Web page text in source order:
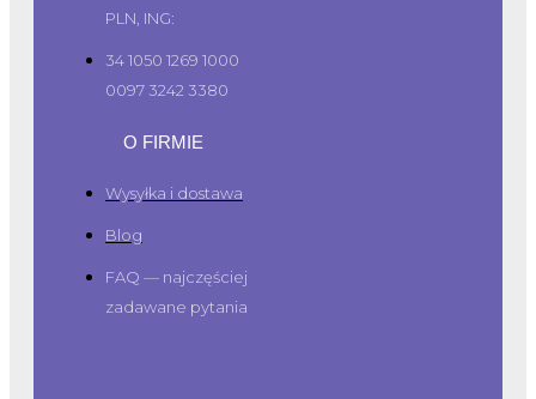
PLN, ING:
34 1050 1269 1000
0097 3242 3380
O FIRMIE
Wysyłka i dostawa
Blog
FAQ — najczęściej
zadawane pytania